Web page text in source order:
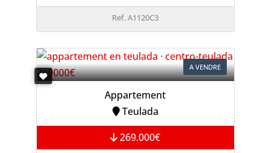
Ref. A1120C3
A VENDRE
Appartement
Teulada
269.000€